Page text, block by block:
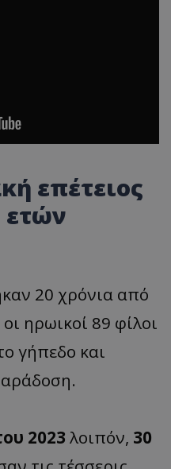
επέτειος
ετών
20 χρόνια από
ηρωικοί 89 φίλοι
γήπεδο και
2023 λοιπόν, 30